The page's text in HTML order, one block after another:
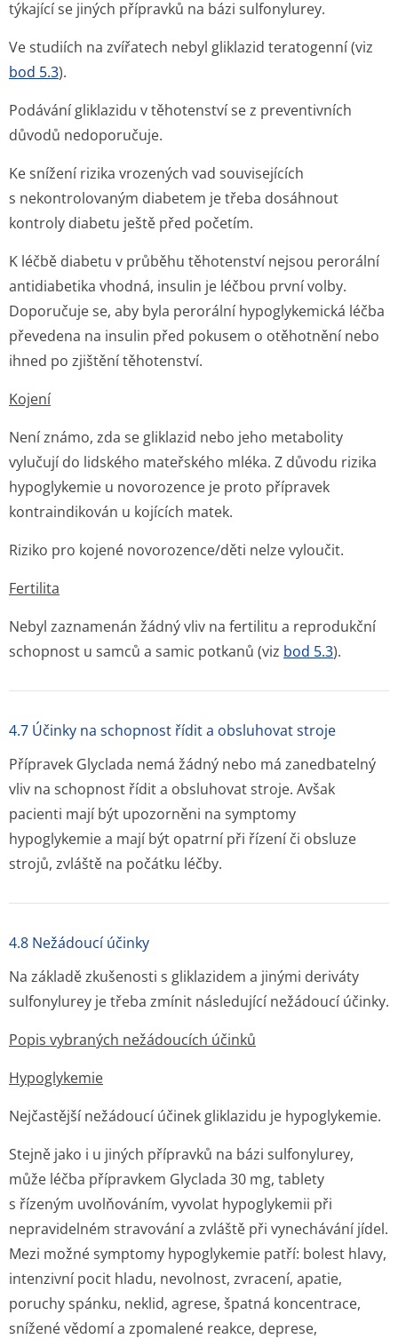
týkající se jiných přípravků na bázi sulfonylurey.
Ve studiích na zvířatech nebyl gliklazid teratogenní (viz
bod 5.3).
Podávání gliklazidu v těhotenství se z preventivních
důvodů nedoporučuje.
Ke snížení rizika vrozených vad souvisejících
s nekontrolovaným diabetem je třeba dosáhnout
kontroly diabetu ještě před početím.
K léčbě diabetu v průběhu těhotenství nejsou perorální
antidiabetika vhodná, insulin je léčbou první volby.
Doporučuje se, aby byla perorální hypoglykemická léčba
převedena na insulin před pokusem o otěhotnění nebo
ihned po zjištění těhotenství.
Kojení
Není známo, zda se gliklazid nebo jeho metabolity
vylučují do lidského mateřského mléka. Z důvodu rizika
hypoglykemie u novorozence je proto přípravek
kontraindikován u kojících matek.
Riziko pro kojené novorozence/děti nelze vyloučit.
Fertilita
Nebyl zaznamenán žádný vliv na fertilitu a reprodukční
schopnost u samců a samic potkanů (viz bod 5.3).
4.7 Účinky na schopnost řídit a obsluhovat stroje
Přípravek Glyclada nemá žádný nebo má zanedbatelný
vliv na schopnost řídit a obsluhovat stroje. Avšak
pacienti mají být upozorněni na symptomy
hypoglykemie a mají být opatrní při řízení či obsluze
strojů, zvláště na počátku léčby.
4.8 Nežádoucí účinky
Na základě zkušenosti s gliklazidem a jinými deriváty
sulfonylurey je třeba zmínit následující nežádoucí účinky.
Popis vybraných nežádoucích účinků
Hypoglykemie
Nejčastější nežádoucí účinek gliklazidu je hypoglykemie.
Stejně jako i u jiných přípravků na bázi sulfonylurey,
může léčba přípravkem Glyclada 30 mg, tablety
s řízeným uvolňováním, vyvolat hypoglykemii při
nepravidelném stravování a zvláště při vynechávání jídel.
Mezi možné symptomy hypoglykemie patří: bolest hlavy,
intenzivní pocit hladu, nevolnost, zvracení, apatie,
poruchy spánku, neklid, agrese, špatná koncentrace,
snížené vědomí a zpomalené reakce, deprese,